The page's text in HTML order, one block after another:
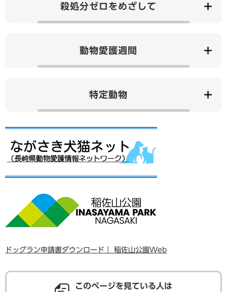
殺処分ゼロをめざして
動物愛護週間
特定動物
ドッグラン申請書ダウンロード｜ 稲佐山公園Web
このページを見ている人は